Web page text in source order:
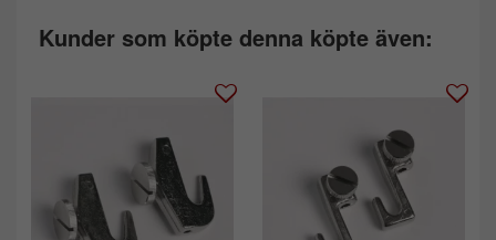
Kunder som köpte denna köpte även: